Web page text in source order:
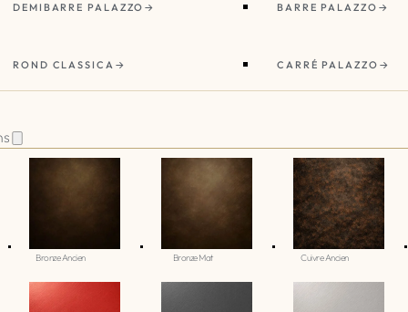
DEMIBARRE PALAZZO BARRE PALAZZO
ROND CLASSICA CARRÉ PALAZZO
Bronze Ancien Bronze Mat Cuivre Ancien